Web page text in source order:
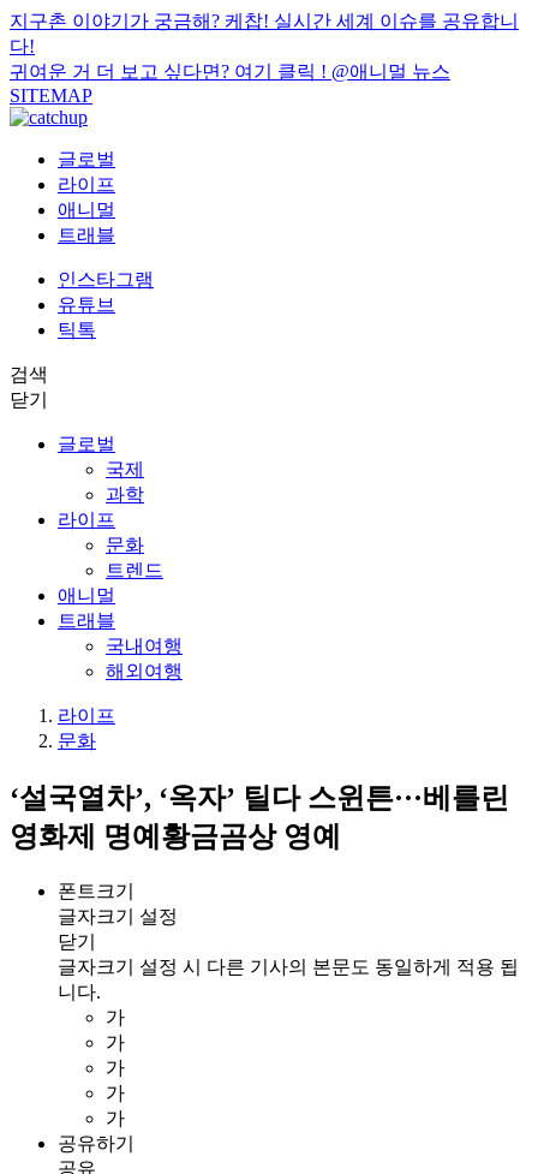
지구촌 이야기가 궁금해? 케찹! 실시간 세계 이슈를 공유합니
다!
귀여운 거 더 보고 싶다면? 여기 클릭 ! @애니멀 뉴스
SITEMAP
글로벌
라이프
애니멀
트래블
인스타그램
유튜브
틱톡
검색
닫기
글로벌
국제
과학
라이프
문화
트렌드
애니멀
트래블
국내여행
해외여행
라이프
문화
‘설국열차’, ‘옥자’ 틸다 스윈튼···베를린
영화제 명예황금곰상 영예
폰트크기
글자크기 설정
닫기
글자크기 설정 시 다른 기사의 본문도 동일하게 적용 됩
니다.
가
가
가
가
가
공유하기
공유